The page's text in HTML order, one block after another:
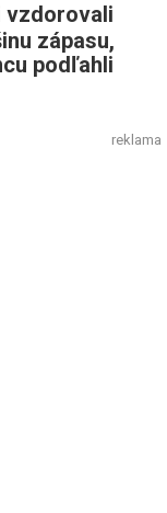
vzdorovali
zápasu,
podľahli
reklama